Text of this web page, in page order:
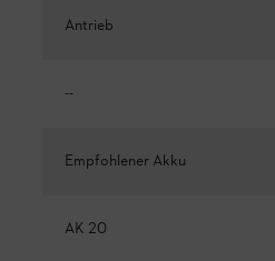
Antrieb
--
Empfohlener Akku
AK 20